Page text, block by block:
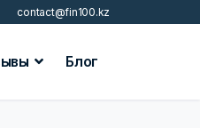
contact@fin100.kz
Блог